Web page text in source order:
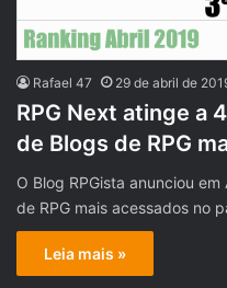
Rafael 47 29 de abril de
RPG Next atinge a
de Blogs de RPG
O Blog RPGista anunciou
de RPG mais acessados no
Leia mais »